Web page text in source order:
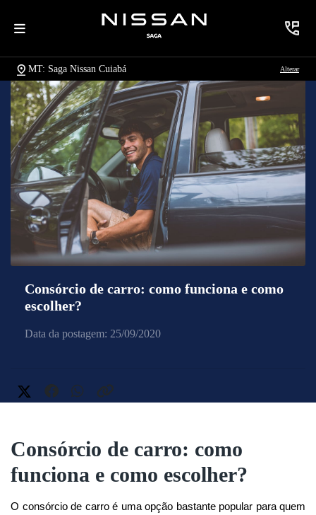
MT: Saga Nissan Cuiabá Alterar
Consórcio de carro: como funciona e como
escolher?
Data da postagem: 25/09/2020
Consórcio de carro: como
funciona e como escolher?
O consórcio de carro é uma opção bastante popular para quem